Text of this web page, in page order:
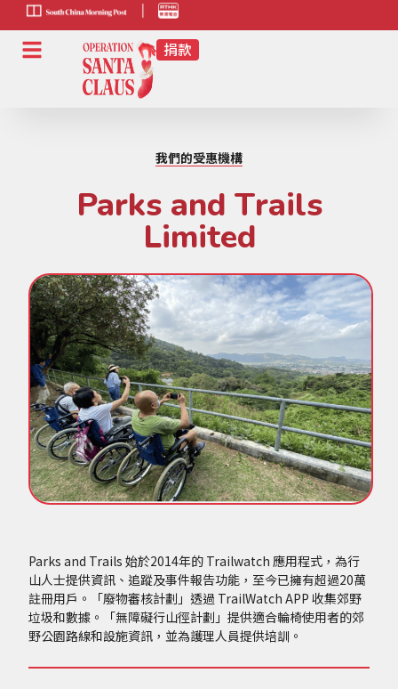
HK-
radio-
link
我們的受惠機構
Parks and Trails
Limited
Parks and Trails 始於2014年的 Trailwatch 應用程式，為行
山人士提供資訊、追蹤及事件報告功能，至今已擁有超過20萬
註冊用戶。「廢物審核計劃」透過 TrailWatch APP 收集郊野
垃圾和數據。「無障礙行山徑計劃」提供適合輪椅使用者的郊
野公園路線和設施資訊，並為護理人員提供培訓。